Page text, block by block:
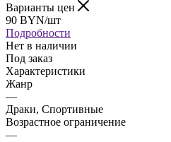
Варианты цен
90 BYN/шт
Подробности
Нет в наличии
Под заказ
Характеристики
Жанр
—
Драки, Спортивные
Возрастное ограничение
—